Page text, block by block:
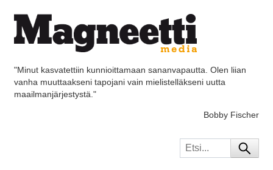
"Minut kasvatettiin kunnioittamaan sananvapautta. Olen liian
vanha muuttaakseni tapojani vain mielistelläkseni uutta
maailmanjärjestystä."
Bobby Fischer